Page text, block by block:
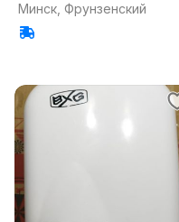
Минск, Фрунзенский